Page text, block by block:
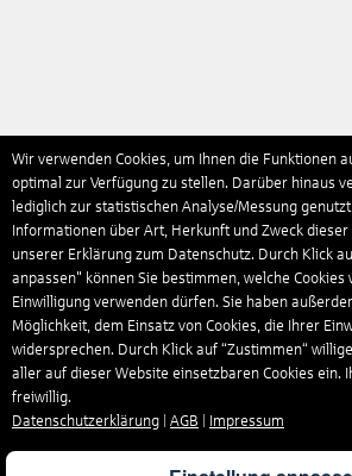
Wir verwenden Cookies, um Ihnen die Funktionen
optimal zur Verfügung zu stellen. Darüber hinaus
lediglich zur statistischen Analyse/Messung
Informationen über Art, Herkunft und Zweck dieser
unserer Erklärung zum Datenschutz. Durch Klick
anpassen" können Sie bestimmen, welche
Einwilligung verwenden dürfen. Sie haben
Möglichkeit, dem Einsatz von Cookies, die Ihrer
widersprechen. Durch Klick auf “Zustimmen“
aller auf dieser Website einsetzbaren Cookies ein.
freiwillig.
Datenschutzerklärung
AGB Impressum